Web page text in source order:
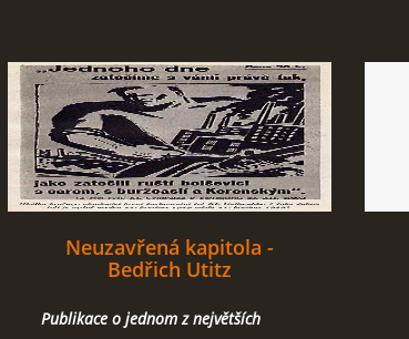
Neuzavřená kapitola -
Bedřich Utitz
Publikace o jednom z největších